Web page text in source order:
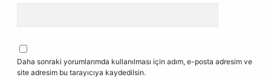
Daha sonraki yorumlarımda kullanılması için adım, e-posta adresim ve
site adresim bu tarayıcıya kaydedilsin.